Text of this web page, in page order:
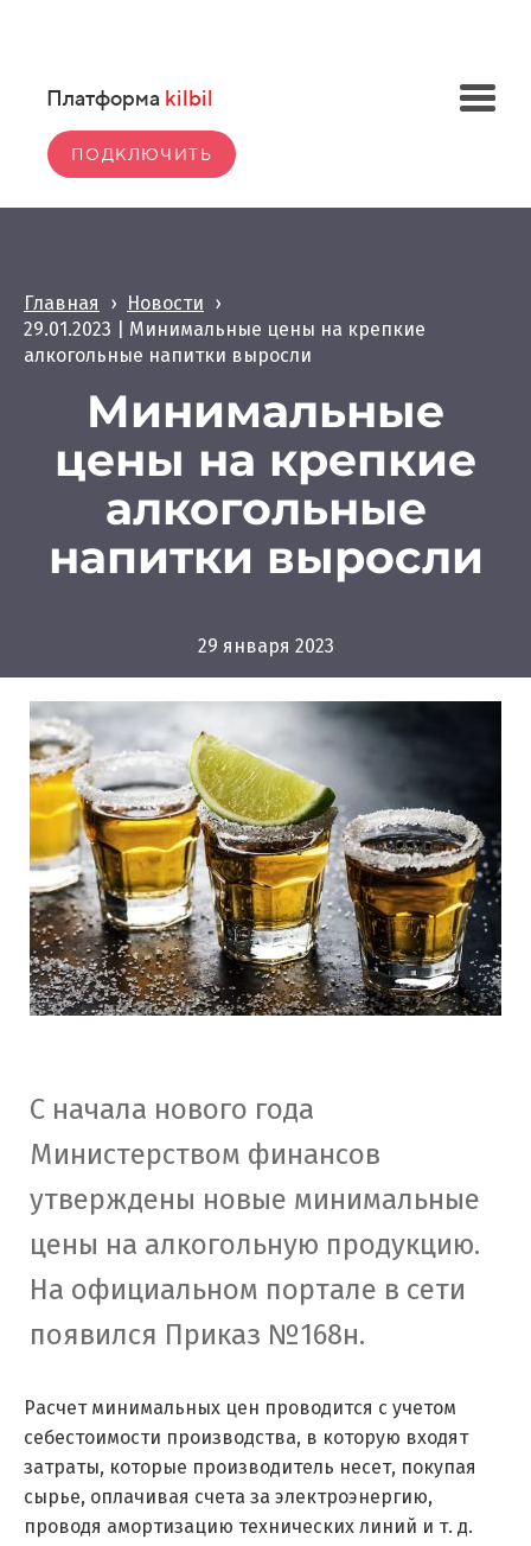
Платформа kilbil
ПОДКЛЮЧИТЬ
Главная › Новости
›
29.01.2023 | Минимальные цены на крепкие
алкогольные напитки выросли
Минимальные
цены на крепкие
алкогольные
напитки выросли
29 января 2023
С начала нового года
Министерством финансов
утверждены новые минимальные
цены на алкогольную продукцию.
На официальном портале в сети
появился Приказ №168н.
Расчет минимальных цен проводится с учетом
себестоимости производства, в которую входят
затраты, которые производитель несет, покупая
сырье, оплачивая счета за электроэнергию,
проводя амортизацию технических линий и т. д.